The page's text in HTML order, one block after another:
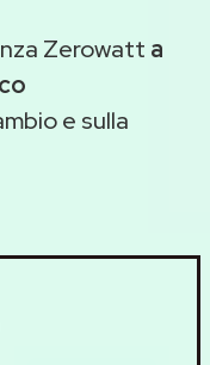
Zerowatt a
e sulla